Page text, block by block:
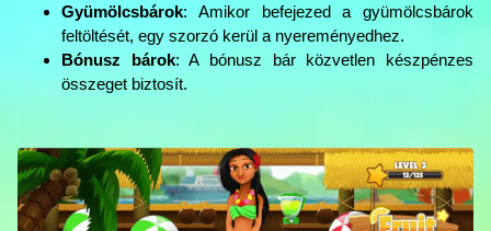
Gyümölcsbárok: Amikor befejezed a gyümölcsbárok
feltöltését, egy szorzó kerül a nyereményedhez.
Bónusz bárok: A bónusz bár közvetlen készpénzes
összeget biztosít.